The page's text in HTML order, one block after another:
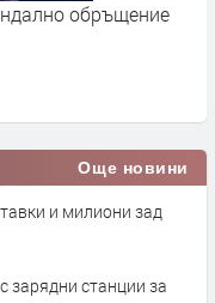
обръщение
Още новини
и милиони зад
зарядни станции за